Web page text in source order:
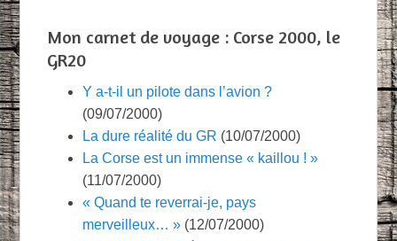
Mon carnet de voyage : Corse 2000, le
GR20
Y a-t-il un pilote dans l’avion ?
(09/07/2000)
La dure réalité du GR (10/07/2000)
La Corse est un immense « kaillou ! »
(11/07/2000)
« Quand te reverrai-je, pays
merveilleux… » (12/07/2000)